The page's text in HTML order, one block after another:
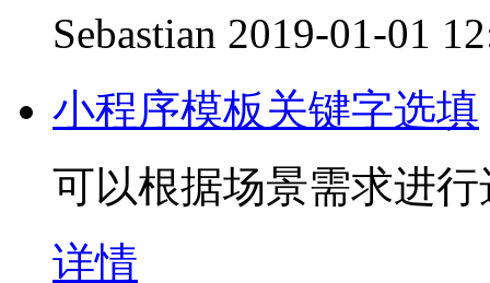
Sebastian 2019-01-01
小程序模板关键字选填
可以根据场景需求进
详情